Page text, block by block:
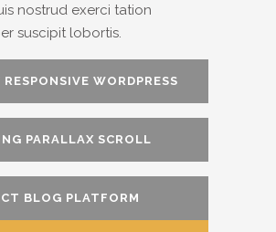
nostrud exerci tation
suscipit lobortis.
RESPONSIVE WORDPRESS
PARALLAX SCROLL
BLOG PLATFORM